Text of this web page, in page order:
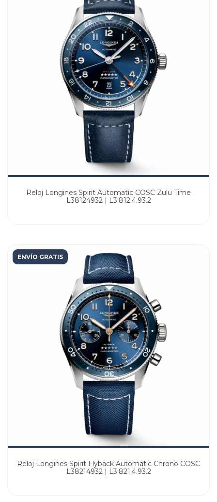
Reloj Longines Spirit Automatic COSC Zulu Time
L38124932 | L3.812.4.93.2
ENVÍO GRATIS
Reloj Longines Spirit Flyback Automatic Chrono COSC
L38214932 | L3.821.4.93.2